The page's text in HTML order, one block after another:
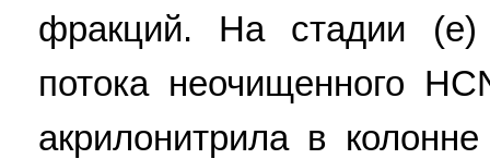
фракций. На стадии (e)
потока неочищенного
акрилонитрила в